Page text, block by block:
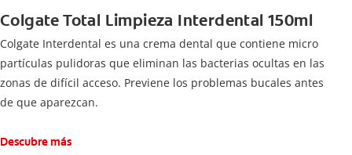
Colgate Total Limpieza Interdental 150ml
Colgate Interdental es una crema dental que contiene micro
partículas pulidoras que eliminan las bacterias ocultas en las
zonas de difícil acceso. Previene los problemas bucales antes
de que aparezcan.
Descubre más